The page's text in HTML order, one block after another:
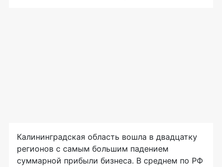
Калининградская область вошла в двадцатку
регионов с самым большим падением
суммарной прибыли бизнеса. В среднем по РФ